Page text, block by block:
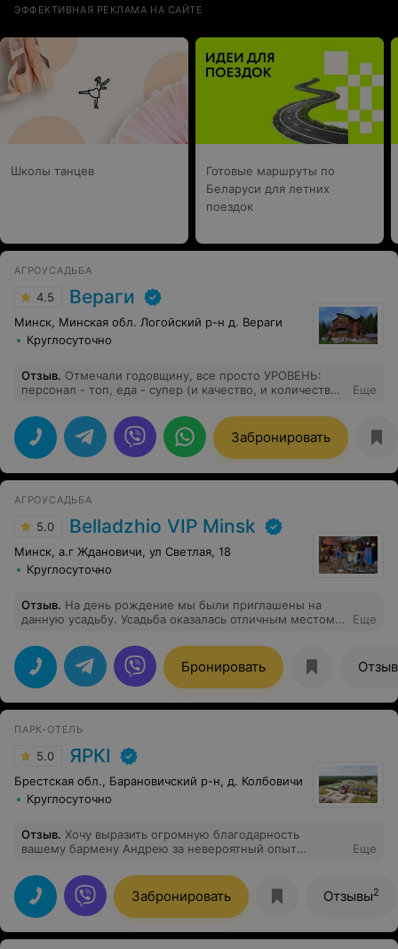
ЭФФЕКТИВНАЯ РЕКЛАМА НА САЙТЕ
Школы танцев
Готовые маршруты по
Беларуси для летних
поездок
АГРОУСАДЬБА
4.5 Вераги
Минск, Минская обл. Логойский р-н д. Вераги
Круглосуточно
Отзыв. Отмечали годовщину, все просто УРОВЕНЬ:
персонал - топ, еда - супер (и качество, и количество),
целом - класс!!! Спасибо за прекрасное
времяпрепровождение!!! Гости просто в восторге!!!
Еще
Забронировать
АГРОУСАДЬБА
5.0 Belladzhio VIP Minsk
Минск, а.г Ждановичи, ул Светлая, 18
Круглосуточно
Отзыв. На день рождение мы были приглашены на
данную усадьбу. Усадьба оказалась отличным местом,
заботливое отношение к каждому гостю. Персонал
усадьбы проявил себя с лучшей стороны - был
вежливый, весёлый и внимателный. Зал, в котором
проходили торжество, был здорово украшен, еда была
10/10. Время пролетело незаметно. Рекомендую для
Еще
Бронировать
ПАРК-ОТЕЛЬ
5.0 ЯРКI
Брестская обл., Барановичский р-н, д. Колбовичи
Круглосуточно
Отзыв. Хочу выразить огромную благодарность
вашему бармену Андрею за невероятный опыт
была не просто дегустация напитков, а настоящее
погружение в мир вкусов и ароматов. Бармен так
увлеченно и профессионально рассказывал о каждой
настойке, о её составе, истории создания, о том, какие
нотки в ней можно уловить – это было действительно
Еще
Забронировать Отзывы2